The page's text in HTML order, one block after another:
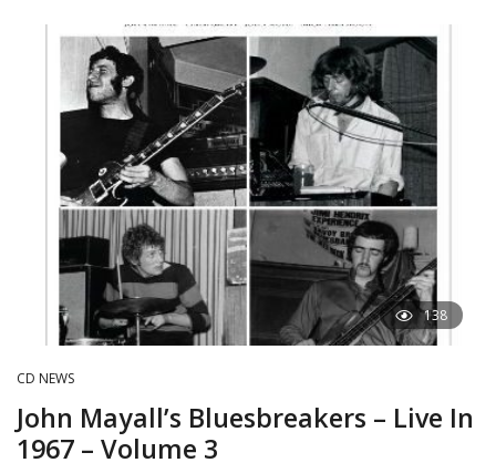
138
CD NEWS
John Mayall’s Bluesbreakers – Live In
1967 – Volume 3